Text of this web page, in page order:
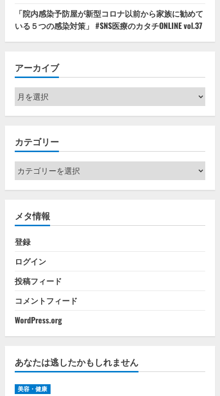
「院内感染予防屋が新型コロナ以前から家族に勧めて
いる５つの感染対策」 #SNS医療のカタチONLINE vol.37
アーカイブ
ア
ー
カ
ブ
カテゴリー
カ
テ
ゴ
ー
メタ情報
登録
ログイン
投稿フィード
コメントフィード
WordPress.org
あなたは逃したかもしれません
美容・健康